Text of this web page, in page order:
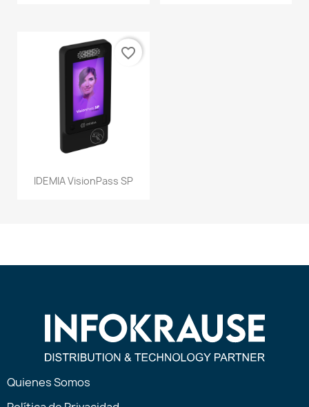
IDEMIA VisionPass SP
favorite_border
Quienes Somos